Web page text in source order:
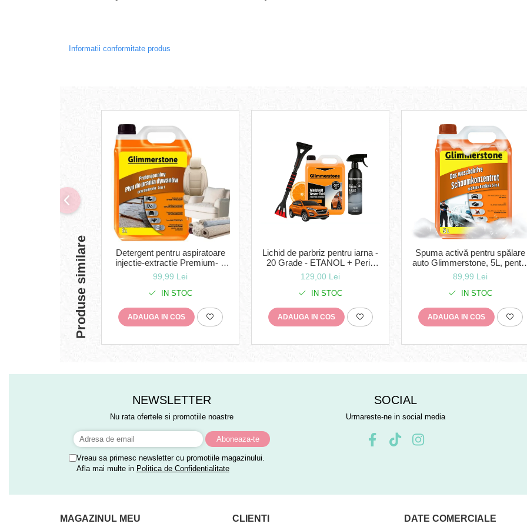
Informatii conformitate produs
Produse similare
Detergent pentru aspiratoare
injectie-extractie Premium- 5
litri- un produs profesional
conceput pentru indepartarea
murdariei tipice de pe covoare
99,99 Lei
IN STOC
ADAUGA IN COS
Lichid de parbriz pentru iarna -
20 Grade - ETANOL + Perie
pentru zăpadă și îngheț
+Solutie degivrare pentru
parbriz/geam/oglinzi/
129,00 Lei
IN STOC
ADAUGA IN COS
Spuma activă pentru spălare
auto Glimmerstone, 5L,
mașini, motociclete, efect de
degresare, fără efect dăunător
89,99 Lei
IN STOC
ADAUGA IN COS
NEWSLETTER
Nu rata ofertele si promotiile noastre
Vreau sa primesc newsletter cu promotiile magazinului.
Afla mai multe in Politica de Confidentialitate
SOCIAL
Urmareste-ne in social media
MAGAZINUL MEU CLIENTI DATE COMERCIALE